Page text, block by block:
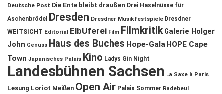
Deutsche Post Die Ente bleibt draußen Drei Haselnüsse für
Aschenbrödel
Dresden Dresdner Musikfestspiele Dresdner
WEITSICHT Editorial ElbUferei Film Filmkritik Galerie Holger
John Genuss Haus des Buches Hope-Gala HOPE Cape
Town Japanisches Palais Kino Ladys Gin Night
Landesbühnen Sachsen La Saxe à Paris
Lesung Loriot Meißen Open Air Palais Sommer Radebeul